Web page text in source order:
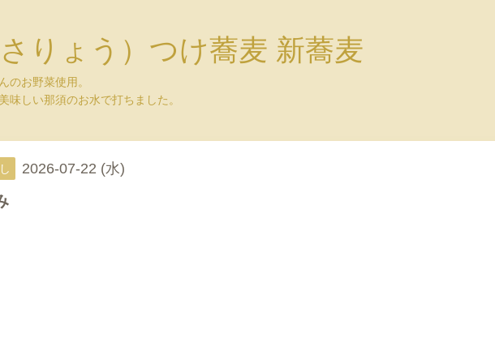
りょう）つけ蕎麦 新蕎麦
のお野菜使用。
味しい那須のお水で打ちました。
2026-07-22 (水)